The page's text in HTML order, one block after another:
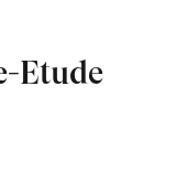
Etude